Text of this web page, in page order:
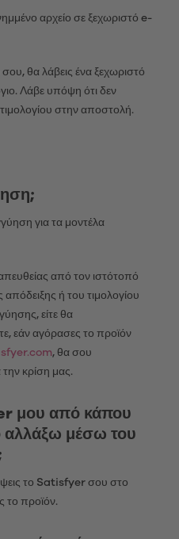
αρχείο σε ξεχωριστό e-
θα λάβεις ένα ξεχωριστό
Λάβε υπόψη ότι δεν
στην αποστολή.
για τα μοντέλα
από τον ιστότοπό
ή του τιμολογίου
είτε θα
εάν αγόρασες το προϊόν
, θα σου
κρίση μας.
μου από κάπου
μέσω του
το Satisfyer σου στο
το προϊόν.